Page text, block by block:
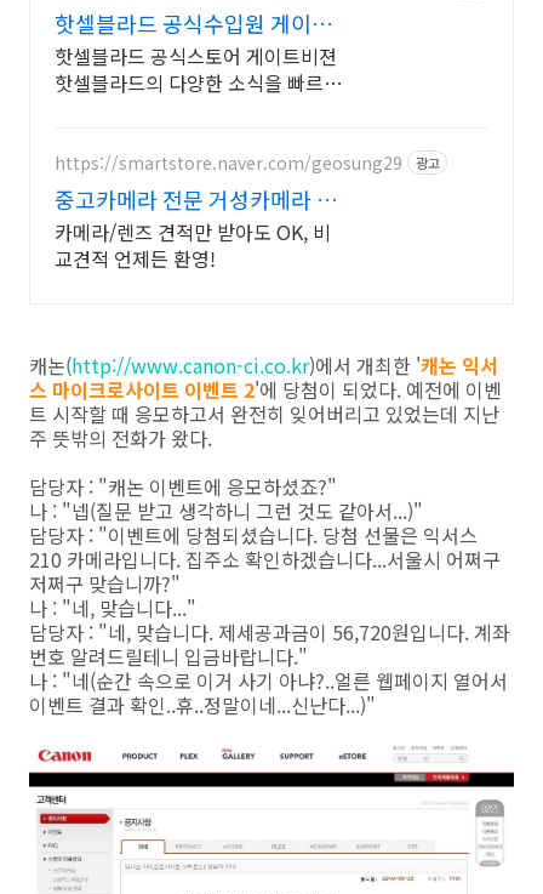
핫셀블라드 공식수입원 게이트
비젼
핫셀블라드 공식스토어 게이트비젼
핫셀블라드의 다양한 소식을 빠르게
https://smartstore.naver.com/geosung29 광고
중고카메라 전문 거성카메라 재
구매율 높은 매장!
카메라/렌즈 견적만 받아도 OK, 비
교견적 언제든 환영!
캐논(http://www.canon-ci.co.kr)에서 개최한 '캐논 익서
스 마이크로사이트 이벤트 2'에 당첨이 되었다. 예전에 이벤
트 시작할 때 응모하고서 완전히 잊어버리고 있었는데 지난
주 뜻밖의 전화가 왔다.
담당자 : "캐논 이벤트에 응모하셨죠?"
나 : "넵(질문 받고 생각하니 그런 것도 같아서...)"
담당자 : "이벤트에 당첨되셨습니다. 당첨 선물은 익서스
210 카메라입니다. 집주소 확인하겠습니다...서울시 어쩌구
저쩌구 맞습니까?"
나 : "네, 맞습니다..."
담당자 : "네, 맞습니다. 제세공과금이 56,720원입니다. 계좌
번호 알려드릴테니 입금바랍니다."
나 : "네(순간 속으로 이거 사기 아냐?..얼른 웹페이지 열어서
이벤트 결과 확인..휴..정말이네...신난다...)"